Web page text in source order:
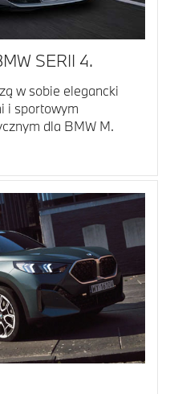
SERII 4.
w sobie elegancki
i sportowym
dla BMW M.